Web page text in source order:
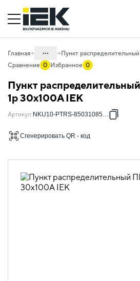
Главная ...
50. Типовые решения НКУ
50.03 ПР
Сравнение 0 Избранное 0
Пункт
1p 30х100А IEK
Артикул: NKU10-PTRS-85031085-01
Сгенерировать QR - код